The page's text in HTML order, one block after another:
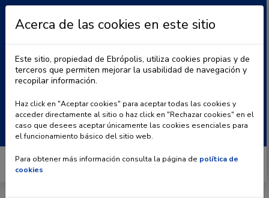
BLOG | CONTACTO
Buscar:
Acerca de las cookies en este sitio
Este sitio, propiedad de Ebrópolis, utiliza cookies propias y de
terceros que permiten mejorar la usabilidad de navegación y
recopilar información.
Haz click en "Aceptar cookies" para aceptar todas las cookies y
acceder directamente al sitio o haz click en "Rechazar cookies" en el
caso que desees aceptar únicamente las cookies esenciales para
el funcionamiento básico del sitio web.
Para obtener más información consulta la página de política de
cookies